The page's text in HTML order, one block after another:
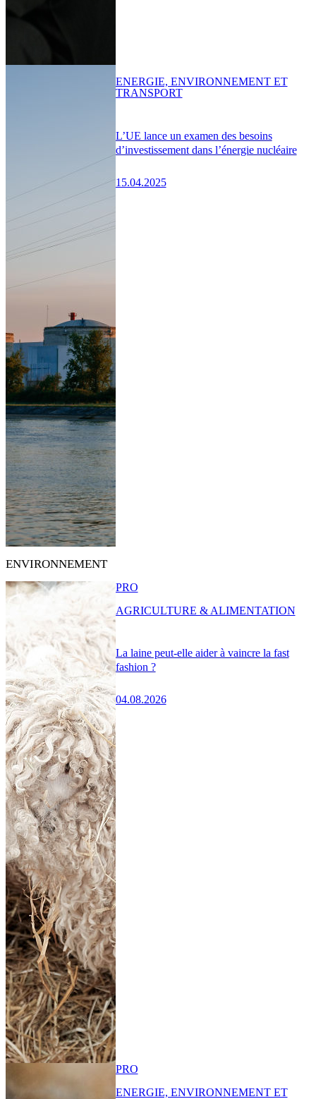
L’UE lance un examen des besoins
d’investissement dans l’énergie nucléaire
15.04.2025
ENERGIE, ENVIRONNEMENT ET
TRANSPORT
ENVIRONNEMENT
La laine peut-elle aider à vaincre la fast
fashion ?
04.08.2026
PRO
AGRICULTURE & ALIMENTATION
PRO
ENERGIE, ENVIRONNEMENT ET